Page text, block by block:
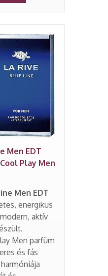
Men EDT
Play Men
Men EDT
energikus
aktív
Men parfüm
és fás